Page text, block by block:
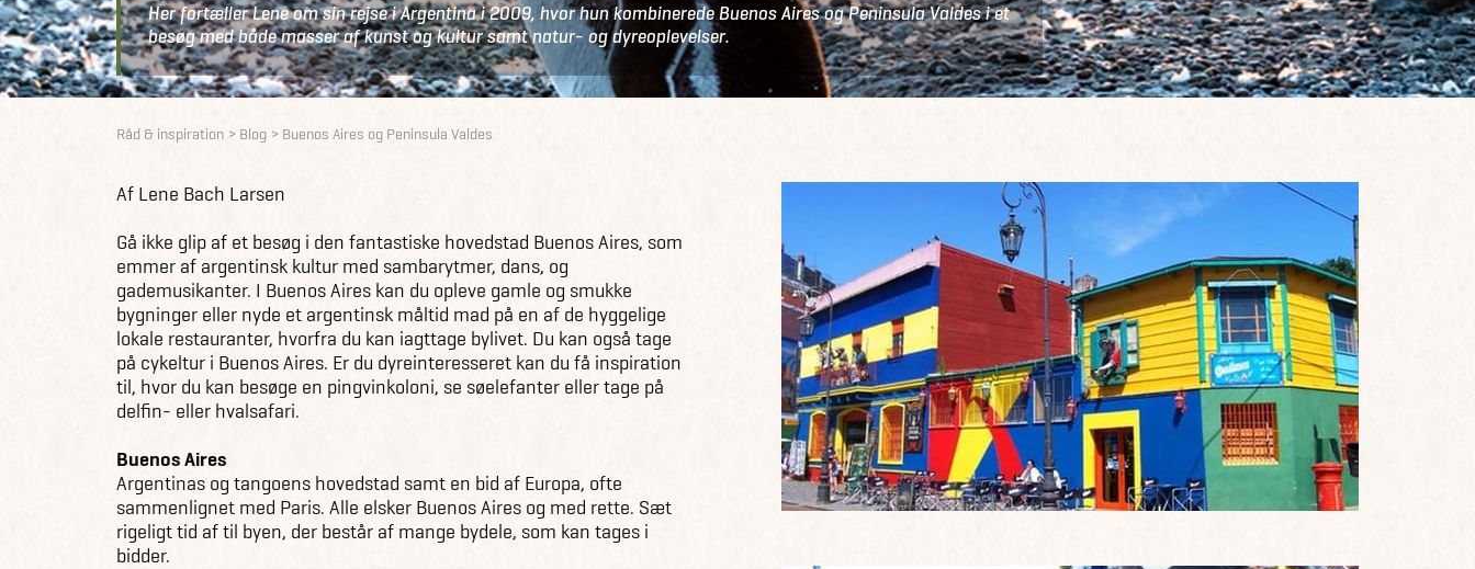
Her fortæller Lene om sin rejse i Argentina i 2009, hvor hun kombinerede Buenos Aires og Peninsula Valdes i et
besøg med både masser af kunst og kultur samt natur- og dyreoplevelser.
Råd & inspiration Blog Buenos Aires og Peninsula Valdes
Af Lene Bach Larsen
Gå ikke glip af et besøg i den fantastiske hovedstad Buenos Aires, som
emmer af argentinsk kultur med sambarytmer, dans, og
gademusikanter. I Buenos Aires kan du opleve gamle og smukke
bygninger eller nyde et argentinsk måltid mad på en af de hyggelige
lokale restauranter, hvorfra du kan iagttage bylivet. Du kan også tage
på cykeltur i Buenos Aires. Er du dyreinteresseret kan du få inspiration
til, hvor du kan besøge en pingvinkoloni, se søelefanter eller tage på
delfin- eller hvalsafari.
Buenos Aires
Argentinas og tangoens hovedstad samt en bid af Europa, ofte
sammenlignet med Paris. Alle elsker Buenos Aires og med rette. Sæt
rigeligt tid af til byen, der består af mange bydele, som kan tages i
bidder.